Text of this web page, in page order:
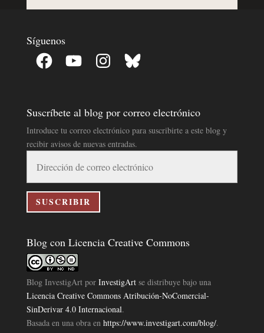
Síguenos
Facebook YouTube InstagramBluesky
Suscríbete al blog por correo electrónico
Introduce tu correo electrónico para suscribirte a este blog y
recibir avisos de nuevas entradas.
correo
electrónico
SUSCRIBIR
Blog con Licencia Creative Commons
Blog InvestigArtpor InvestigArtse distribuye bajo una
Licencia Creative Commons Atribución-NoComercial-
SinDerivar 4.0 Internacional.
Basada en una obra en https://www.investigart.com/blog/.